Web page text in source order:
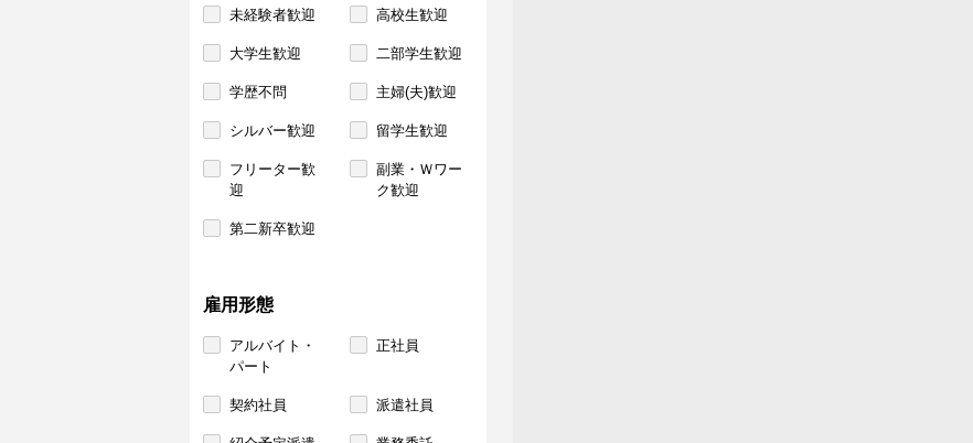
未経験者歓迎 高校生歓迎
大学生歓迎 二部学生歓迎
学歴不問 主婦(夫)歓迎
シルバー歓迎 留学生歓迎
フリーター歓
迎
副業・Ｗワー
ク歓迎
第二新卒歓迎
雇用形態
アルバイト・
パート
正社員
契約社員 派遣社員